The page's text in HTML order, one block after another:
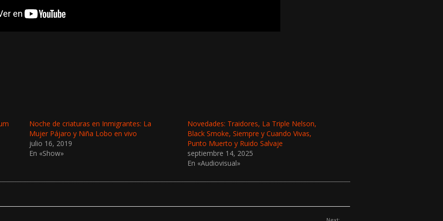
Noche de criaturas en Inmigrantes: La
Mujer Pájaro y Niña Lobo en vivo
julio 16, 2019
En «Show»
Novedades: Traidores, La Triple Nelson,
Black Smoke, Siempre y Cuando Vivas,
Punto Muerto y Ruido Salvaje
septiembre 14, 2025
En «Audiovisual»